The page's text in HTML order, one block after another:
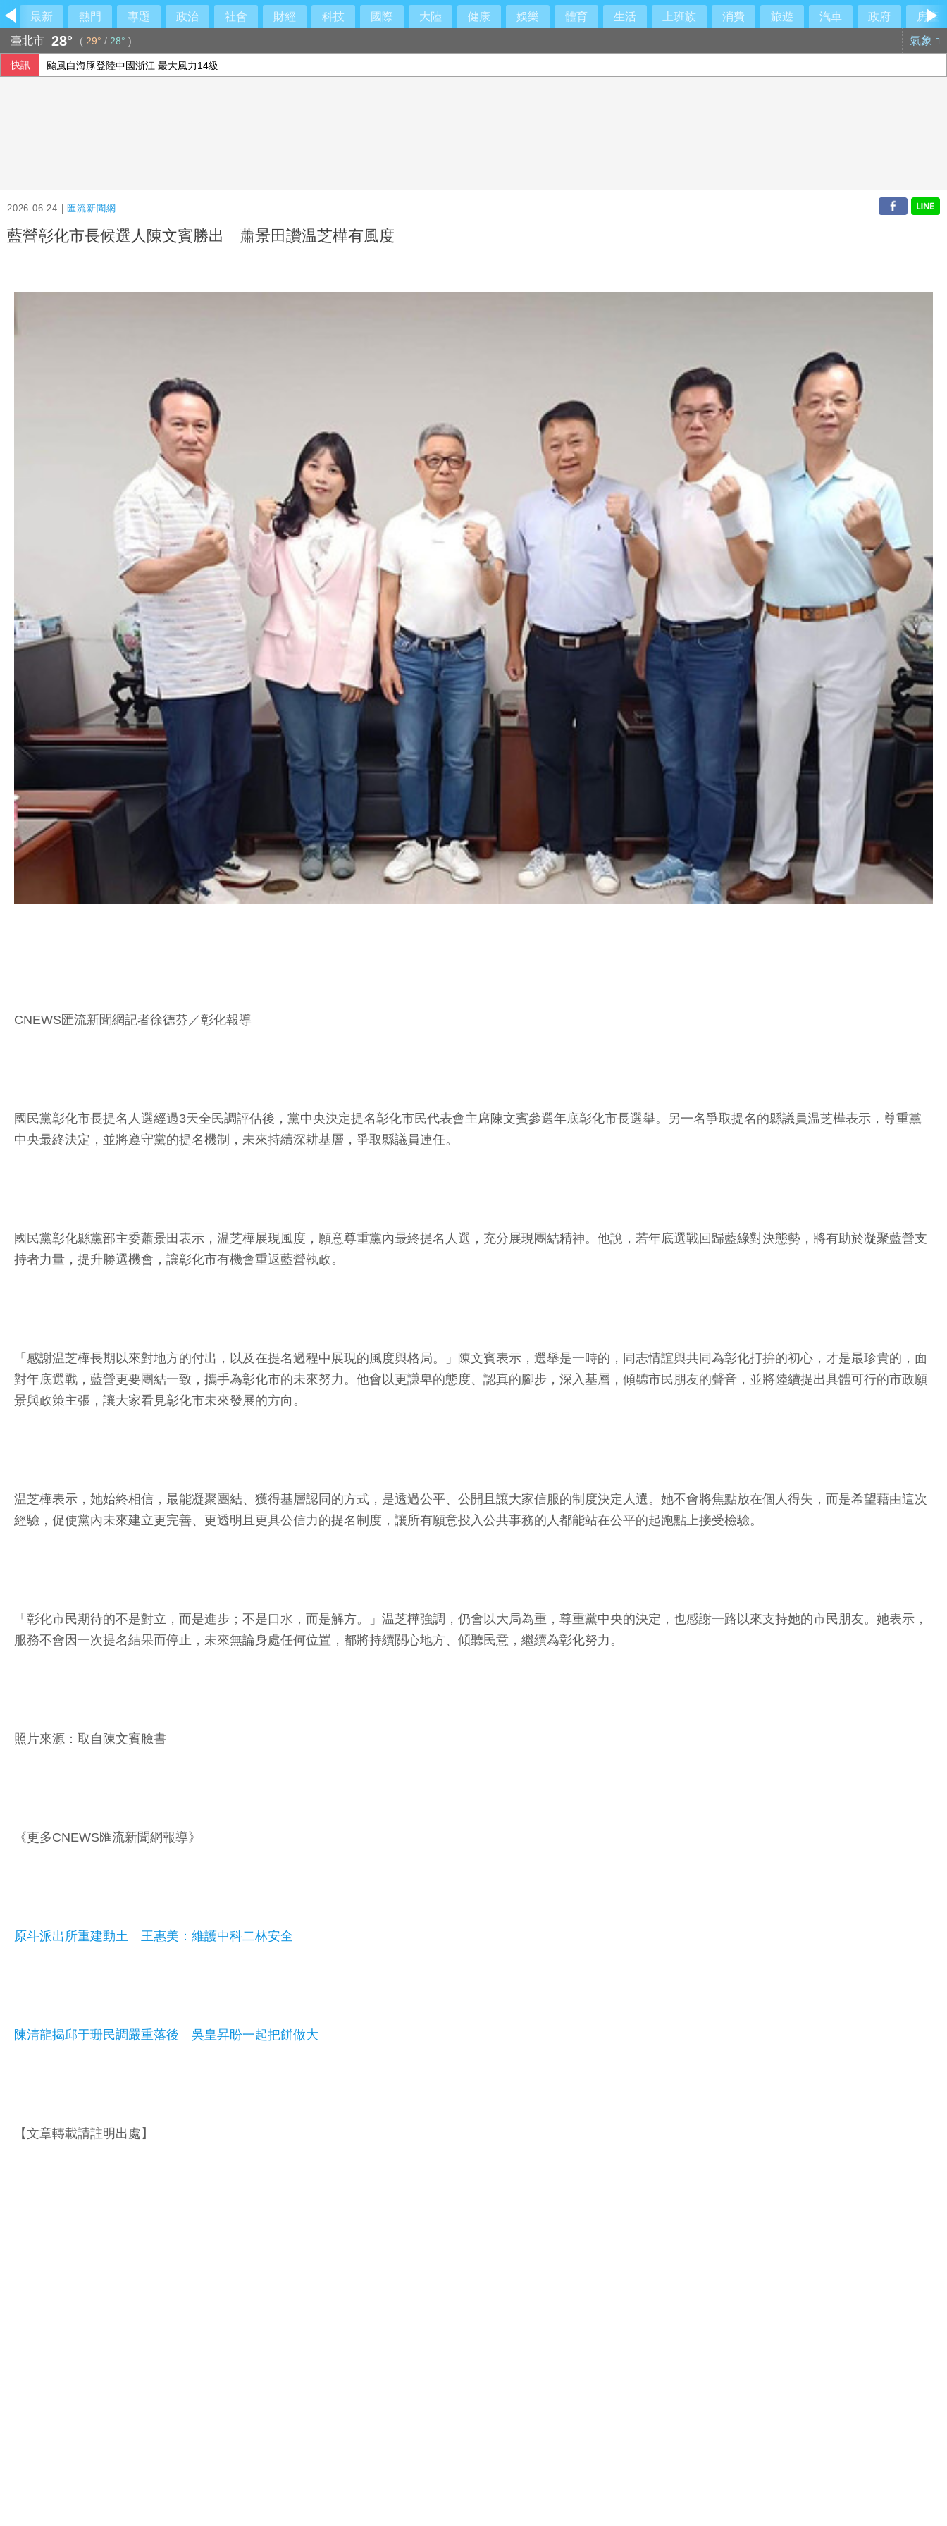
最新 熱門 專題 政治 社會 財經 科技 國際 大陸 健康 娛樂 體育 生活 上班族 消費 旅遊 汽車 政府
房產
臺北市 28° ( 29° / 28° ) 氣象
快訊 颱風白海豚登陸中國浙江 最大風力14級
2026-06-24 | 匯流新聞網
藍營彰化市長候選人陳文賓勝出 蕭景田讚温芝樺有風度
CNEWS匯流新聞網記者徐德芬／彰化報導
國民黨彰化市長提名人選經過3天全民調評估後，黨中央決定提名彰化市民代表會主席陳文賓參選年底彰化市長選舉。另一名爭取提名的縣議員温芝樺表示，尊重黨
中央最終決定，並將遵守黨的提名機制，未來持續深耕基層，爭取縣議員連任。
國民黨彰化縣黨部主委蕭景田表示，温芝樺展現風度，願意尊重黨內最終提名人選，充分展現團結精神。他說，若年底選戰回歸藍綠對決態勢，將有助於凝聚藍營支
持者力量，提升勝選機會，讓彰化市有機會重返藍營執政。
「感謝温芝樺長期以來對地方的付出，以及在提名過程中展現的風度與格局。」陳文賓表示，選舉是一時的，同志情誼與共同為彰化打拚的初心，才是最珍貴的，面
對年底選戰，藍營更要團結一致，攜手為彰化市的未來努力。他會以更謙卑的態度、認真的腳步，深入基層，傾聽市民朋友的聲音，並將陸續提出具體可行的市政願
景與政策主張，讓大家看見彰化市未來發展的方向。
温芝樺表示，她始終相信，最能凝聚團結、獲得基層認同的方式，是透過公平、公開且讓大家信服的制度決定人選。她不會將焦點放在個人得失，而是希望藉由這次
經驗，促使黨內未來建立更完善、更透明且更具公信力的提名制度，讓所有願意投入公共事務的人都能站在公平的起跑點上接受檢驗。
「彰化市民期待的不是對立，而是進步；不是口水，而是解方。」温芝樺強調，仍會以大局為重，尊重黨中央的決定，也感謝一路以來支持她的市民朋友。她表示，
服務不會因一次提名結果而停止，未來無論身處任何位置，都將持續關心地方、傾聽民意，繼續為彰化努力。
照片來源：取自陳文賓臉書
《更多CNEWS匯流新聞網報導》
原斗派出所重建動土 王惠美：維護中科二林安全
陳清龍揭邱于珊民調嚴重落後 吳皇昇盼一起把餅做大
【文章轉載請註明出處】